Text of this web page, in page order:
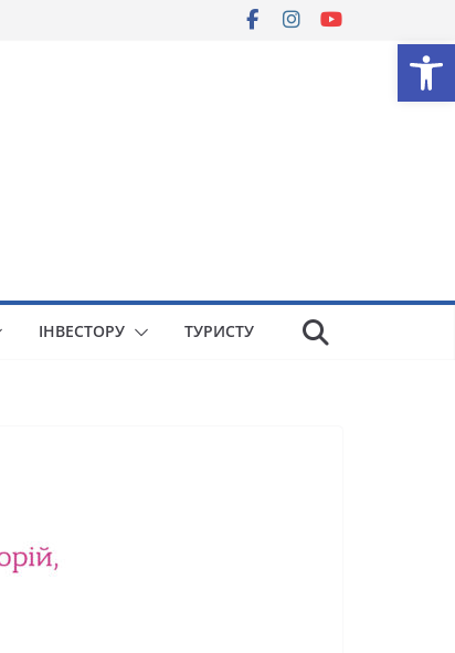
ІНВЕСТОРУ ТУРИСТУ